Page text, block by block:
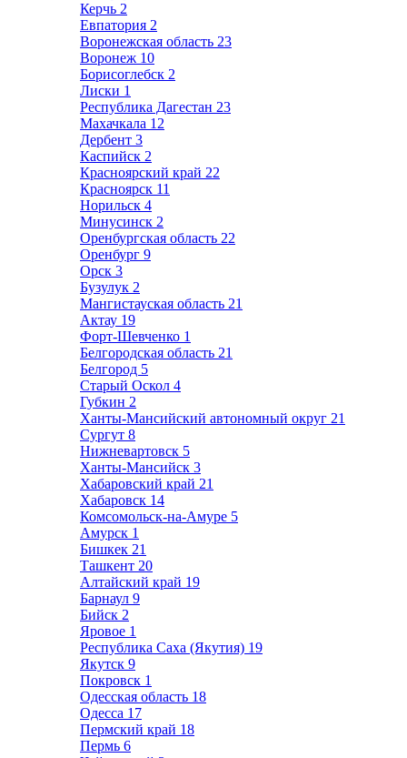
Керчь 2
Евпатория 2
Воронежская область 23
Воронеж 10
Борисоглебск 2
Лиски 1
Республика Дагестан 23
Махачкала 12
Дербент 3
Каспийск 2
Красноярский край 22
Красноярск 11
Норильск 4
Минусинск 2
Оренбургская область 22
Оренбург 9
Орск 3
Бузулук 2
Мангистауская область 21
Актау 19
Форт-Шевченко 1
Белгородская область 21
Белгород 5
Старый Оскол 4
Губкин 2
Ханты-Мансийский автономный округ 21
Сургут 8
Нижневартовск 5
Ханты-Мансийск 3
Хабаровский край 21
Хабаровск 14
Комсомольск-на-Амуре 5
Амурск 1
Бишкек 21
Ташкент 20
Алтайский край 19
Барнаул 9
Бийск 2
Яровое 1
Республика Саха (Якутия) 19
Якутск 9
Покровск 1
Одесская область 18
Одесса 17
Пермский край 18
Пермь 6